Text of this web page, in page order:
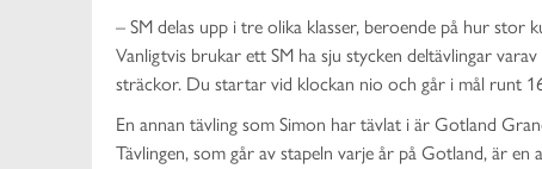
– SM delas upp i tre olika klasser, beroende på hur
Vanligtvis brukar ett SM ha sju stycken deltävlingar
sträckor. Du startar vid klockan nio och går i mål runt
En annan tävling som Simon har tävlat i är Gotland
Tävlingen, som går av stapeln varje år på Gotland, är